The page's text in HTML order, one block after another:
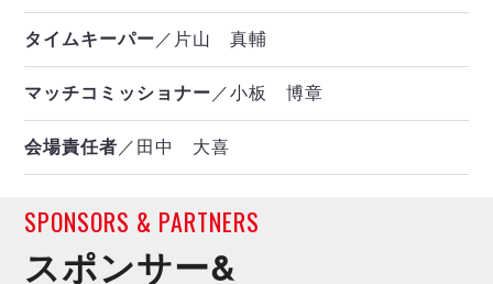
タイムキーパー ／片山 真輔
マッチコミッショナー ／小板 博章
会場責任者 ／田中 大喜
SPONSORS & PARTNERS
スポンサー&